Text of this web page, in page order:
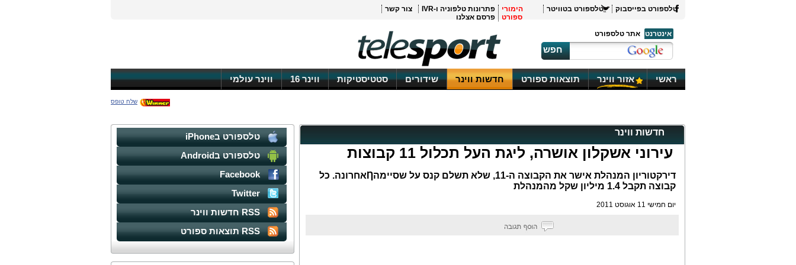
טלספורט בפייסבוק טלספורט בטוויטר
הימורי
ספורט
פתרונות טלפוניה ו-IVR
צור קשר
פרסם אצלנו
אינטרנט
אתר טלספורט
חפש
ראשי אזור ווינר תוצאות ספורט חדשות ווינר שידורים סטטיסטיקות ווינר 16 ווינר עולמי
שלח טופס
חדשות ווינר
עירוני אשקלון אושרה, ליגת העל תכלול 11 קבוצות
דירקטוריון המנהלת אישר את הקבוצה ה-11, שלא תשלם קנס על שסיימהȠאחרונה. כל
קבוצה תקבל 1.4 מיליון שקל מהמנהלת
יום חמישי 11 אוגוסט 2011
טלספורט בiPhone
טלספורט בAndroid
Facebook
Twitter
RSS חדשות ווינר
RSS תוצאות ספורט